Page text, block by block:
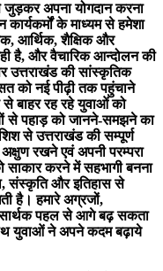
जुड़कर अपना योगदान करना
के माध्यम से हमेशा
आर्थिक, शैक्षिक और
है, और वैचारिक आन्दोलन की
उत्तराखंड की सांस्कृतिक
को नई पीढ़ी तक पहुंचाने
बाहर रह रहे युवाओं को
से पहाड़ को जानने-समझने का
से उत्तराखंड की सम्पूर्ण
रखने एवं अपनी परम्परा
करने में सहभागी बनना
संस्कृति और इतिहास से
है। हमारे अग्रजों,
सार्थक पहल से आगे बढ़ सकता
युवाओं ने अपने कदम बढ़ाये